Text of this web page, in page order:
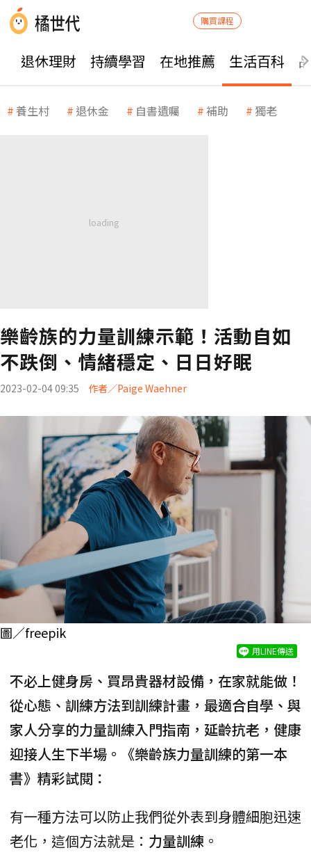
購買課程
退休理財 持續學習 在地推薦 生活百科
養生村 退休金 自書遺囑 補助 獨老
樂齡族的力量訓練示範！活動自如
不跌倒、情緒穩定、日日好眠
2023-02-04 09:35 作者／Paige Waehner
圖／freepik
用LINE傳送
不必上健身房、買昂貴器材設備，在家就能做！
從心態、訓練方法到訓練計畫，最適合自學、與
家人分享的力量訓練入門指南，延齡抗老，健康
迎接人生下半場。《樂齡族力量訓練的第一本
書》精彩試閱：
有一種方法可以防止我們從外表到身體細胞迅速
老化，這個方法就是： 力量訓練 。